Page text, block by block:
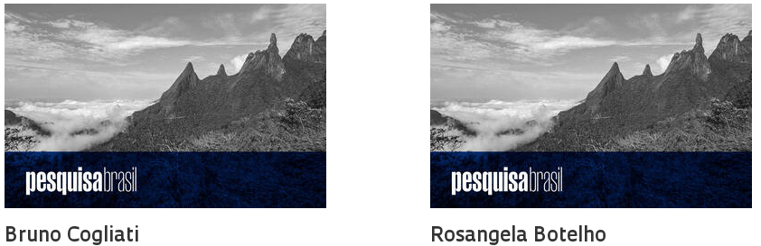
Bruno Cogliati Rosangela Botelho